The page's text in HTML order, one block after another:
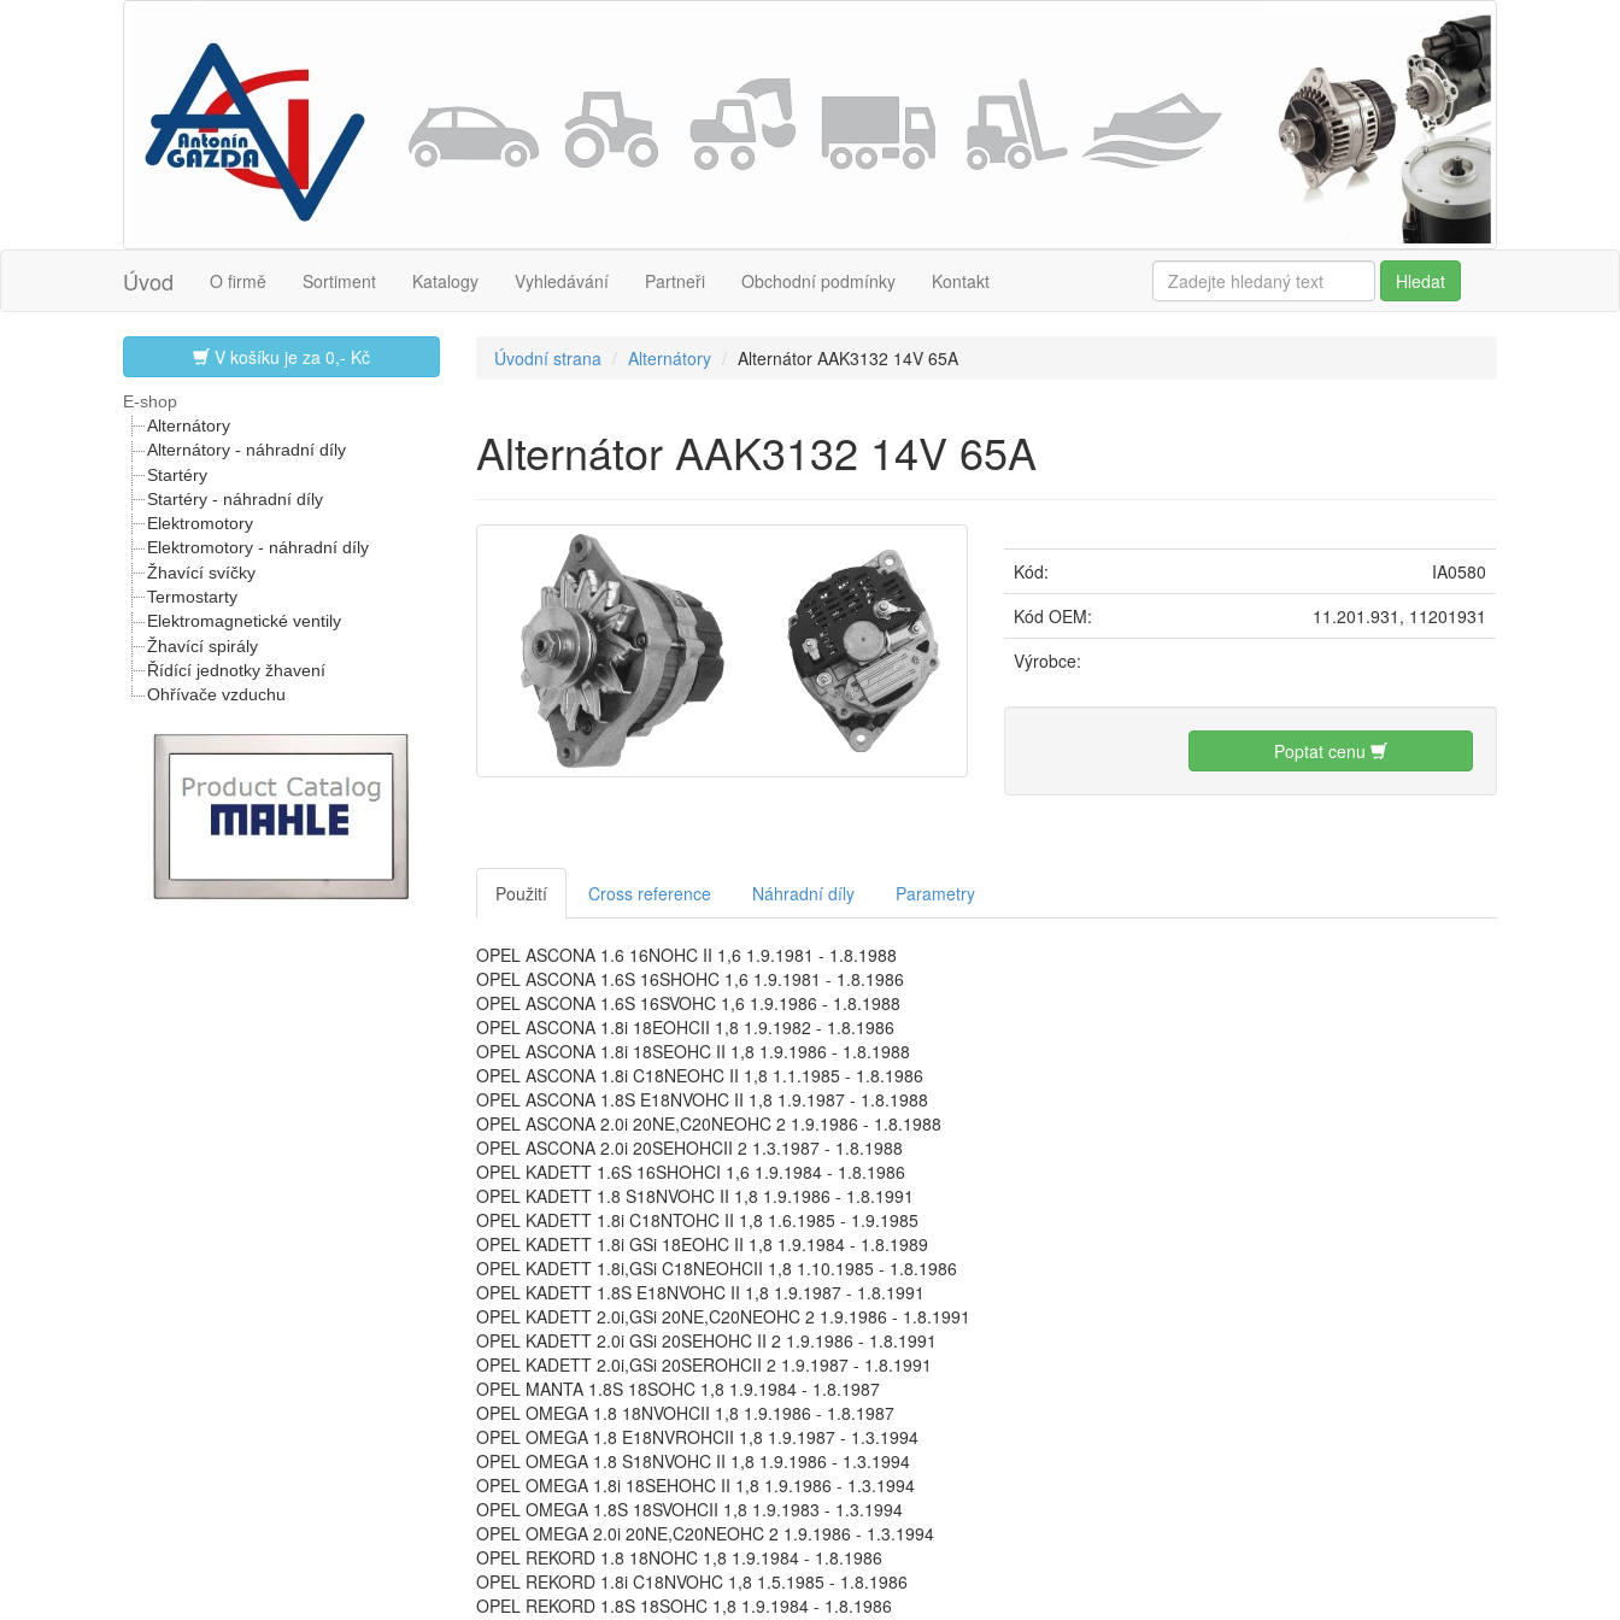
Úvod O firmě Sortiment Katalogy Vyhledávání Partneři Obchodní podmínky Kontakt Hledat
V košíku je za 0,- Kč
E-shop
Alternátory
Alternátory - náhradní díly
Startéry
Startéry - náhradní díly
Elektromotory
Elektromotory - náhradní díly
Žhavící svíčky
Termostarty
Elektromagnetické ventily
Žhavící spirály
Řídící jednotky žhavení
Ohřívače vzduchu
Úvodní strana Alternátory Alternátor AAK3132 14V 65A
Alternátor AAK3132 14V 65A
Kód:
IA0580
Kód OEM:
11.201.931, 11201931
Výrobce:
Poptat cenu
Použití Cross reference Náhradní díly Parametry
OPEL ASCONA 1.6 16NOHC II 1,6 1.9.1981 - 1.8.1988
OPEL ASCONA 1.6S 16SHOHC 1,6 1.9.1981 - 1.8.1986
OPEL ASCONA 1.6S 16SVOHC 1,6 1.9.1986 - 1.8.1988
OPEL ASCONA 1.8i 18EOHCII 1,8 1.9.1982 - 1.8.1986
OPEL ASCONA 1.8i 18SEOHC II 1,8 1.9.1986 - 1.8.1988
OPEL ASCONA 1.8i C18NEOHC II 1,8 1.1.1985 - 1.8.1986
OPEL ASCONA 1.8S E18NVOHC II 1,8 1.9.1987 - 1.8.1988
OPEL ASCONA 2.0i 20NE,C20NEOHC 2 1.9.1986 - 1.8.1988
OPEL ASCONA 2.0i 20SEHOHCII 2 1.3.1987 - 1.8.1988
OPEL KADETT 1.6S 16SHOHCI 1,6 1.9.1984 - 1.8.1986
OPEL KADETT 1.8 S18NVOHC II 1,8 1.9.1986 - 1.8.1991
OPEL KADETT 1.8i C18NTOHC II 1,8 1.6.1985 - 1.9.1985
OPEL KADETT 1.8i GSi 18EOHC II 1,8 1.9.1984 - 1.8.1989
OPEL KADETT 1.8i,GSi C18NEOHCII 1,8 1.10.1985 - 1.8.1986
OPEL KADETT 1.8S E18NVOHC II 1,8 1.9.1987 - 1.8.1991
OPEL KADETT 2.0i,GSi 20NE,C20NEOHC 2 1.9.1986 - 1.8.1991
OPEL KADETT 2.0i GSi 20SEHOHC II 2 1.9.1986 - 1.8.1991
OPEL KADETT 2.0i,GSi 20SEROHCII 2 1.9.1987 - 1.8.1991
OPEL MANTA 1.8S 18SOHC 1,8 1.9.1984 - 1.8.1987
OPEL OMEGA 1.8 18NVOHCII 1,8 1.9.1986 - 1.8.1987
OPEL OMEGA 1.8 E18NVROHCII 1,8 1.9.1987 - 1.3.1994
OPEL OMEGA 1.8 S18NVOHC II 1,8 1.9.1986 - 1.3.1994
OPEL OMEGA 1.8i 18SEHOHC II 1,8 1.9.1986 - 1.3.1994
OPEL OMEGA 1.8S 18SVOHCII 1,8 1.9.1983 - 1.3.1994
OPEL OMEGA 2.0i 20NE,C20NEOHC 2 1.9.1986 - 1.3.1994
OPEL REKORD 1.8 18NOHC 1,8 1.9.1984 - 1.8.1986
OPEL REKORD 1.8i C18NVOHC 1,8 1.5.1985 - 1.8.1986
OPEL REKORD 1.8S 18SOHC 1,8 1.9.1984 - 1.8.1986